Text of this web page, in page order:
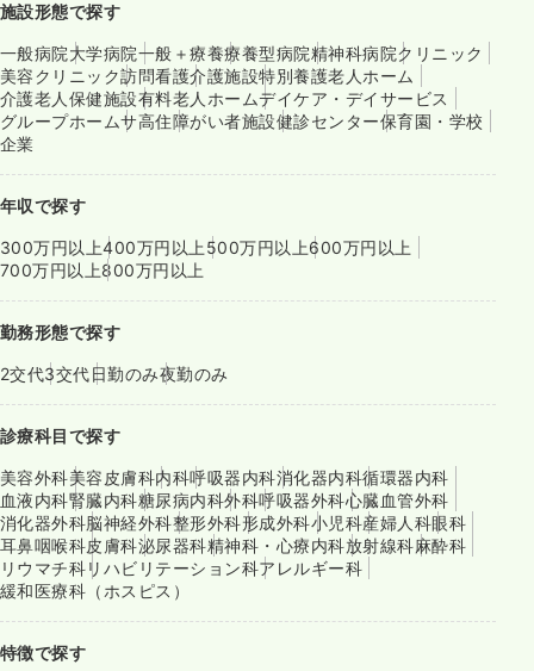
施設形態で探す
一般病院大学病院一般＋療養療養型病院精神科病院クリニック
美容クリニック訪問看護介護施設特別養護老人ホーム
介護老人保健施設有料老人ホームデイケア・デイサービス
グループホームサ高住障がい者施設健診センター保育園・学校
企業
年収で探す
300万円以上400万円以上 500万円以上600万円以上
700万円以上800万円以上
勤務形態で探す
2交代3交代日勤のみ夜勤のみ
診療科目で探す
美容外科美容皮膚科内科呼吸器内科消化器内科循環器内科
血液内科腎臓内科糖尿病内科外科呼吸器外科心臓血管外科
消化器外科脳神経外科整形外科形成外科小児科産婦人科眼科
耳鼻咽喉科皮膚科泌尿器科精神科・心療内科放射線科麻酔科
リウマチ科リハビリテーション科アレルギー科
緩和医療科（ホスピス）
特徴で探す